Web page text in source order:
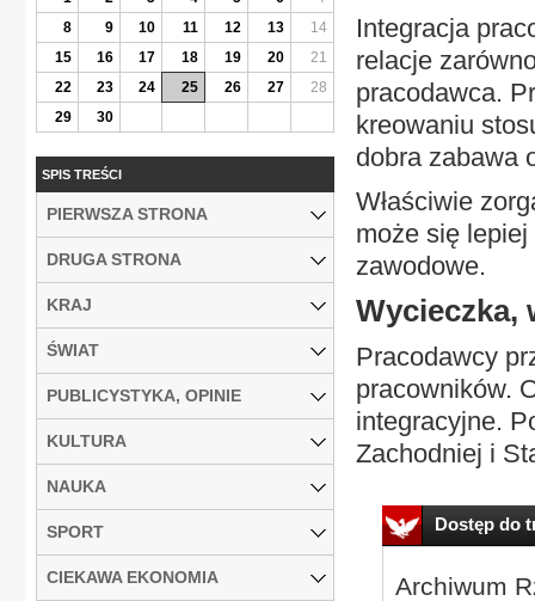
Integracja
relacje
pracodawca.
kreowaniu
dobra zabawa
Właściwie
może się
zawodowe.
Wycieczka,
Pracodawcy
pracowników.
integracyjne.
Zachodniej i
Dostęp do
Archiwum
8
9 10 11 12 13
14
15
16 17 18 19 20
21
22
23 24 25 26 27
28
29
30
SPIS TREŚCI
PIERWSZA STRONA
DRUGA STRONA
KRAJ
ŚWIAT
PUBLICYSTYKA, OPINIE
KULTURA
NAUKA
SPORT
CIEKAWA EKONOMIA